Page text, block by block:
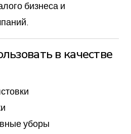
бизнеса и
в качестве
уборы